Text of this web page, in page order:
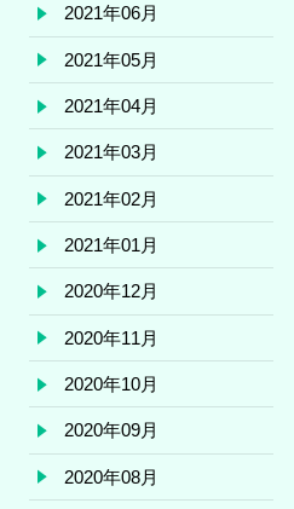
2021年06月
2021年05月
2021年04月
2021年03月
2021年02月
2021年01月
2020年12月
2020年11月
2020年10月
2020年09月
2020年08月